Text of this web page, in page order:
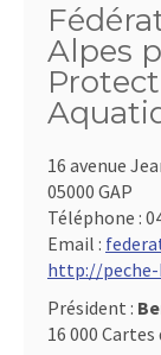
Alpes
16 avenue
05000 GAP
Téléphone :
Email :
http://peche-
Président :
16 000 Cartes